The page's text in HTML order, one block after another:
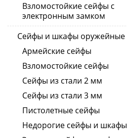
Взломостойкие сейфы с
электронным замком
Сейфы и шкафы оружейные
Армейские сейфы
Взломостойкие сейфы
Сейфы из стали 2 мм
Сейфы из стали 3 мм
Пистолетные сейфы
Недорогие сейфы и шкафы